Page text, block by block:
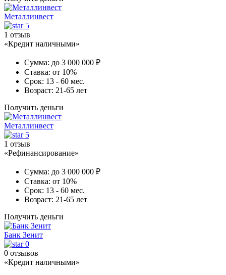
Металлинвест
5
1 отзыв
«Кредит наличными»
Сумма: до 3 000 000 ₽
Ставка: от 10%
Срок: 13 - 60 мес.
Возраст: 21-65 лет
Получить деньги
Металлинвест
5
1 отзыв
«Рефинансирование»
Сумма: до 3 000 000 ₽
Ставка: от 10%
Срок: 13 - 60 мес.
Возраст: 21-65 лет
Получить деньги
Банк Зенит
0
0 отзывов
«Кредит наличными»